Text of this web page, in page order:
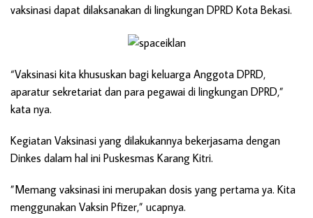
vaksinasi dapat dilaksanakan di lingkungan DPRD Kota Bekasi.
“Vaksinasi kita khususkan bagi keluarga Anggota DPRD,
aparatur sekretariat dan para pegawai di lingkungan DPRD,”
kata nya.
Kegiatan Vaksinasi yang dilakukannya bekerjasama dengan
Dinkes dalam hal ini Puskesmas Karang Kitri.
”Memang vaksinasi ini merupakan dosis yang pertama ya. Kita
menggunakan Vaksin Pfizer,” ucapnya.